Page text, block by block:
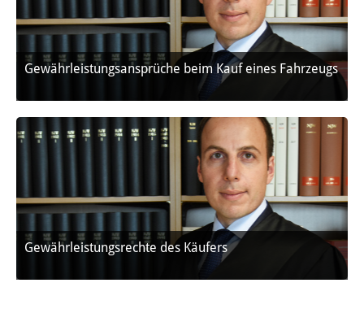
Gewährleistungsansprüche beim Kauf eines Fahrzeugs
Gewährleistungsrechte des Käufers